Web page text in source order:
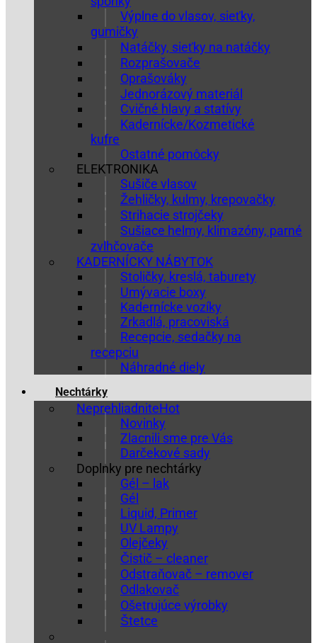
Výplne do vlasov, sieťky,
gumičky
Natáčky, sieťky na natáčky
Rozprašovače
Oprašováky
Jednorázový materiál
Cvičné hlavy a statívy
Kadernícke/Kozmetické
kufre
Ostatné pomôcky
ELEKTRONIKA
Sušiče vlasov
Žehličky, kulmy, krepovačky
Strihacie strojčeky
Sušiace helmy, klimazóny, parné
zvlhčovače
KADERNÍCKY NÁBYTOK
Stoličky, kreslá, taburety
Umývacie boxy
Kadernícke vozíky
Zrkadlá, pracoviská
Recepcie, sedačky na
recepciu
Náhradné diely
Nechtárky
Neprehliadnite
Novinky
Zlacnili sme pre Vás
Darčekové sady
Doplnky pre nechtárky
Gél – lak
Gél
Liquid, Primer
UV Lampy
Olejčeky
Čistič – cleaner
Odstraňovač – remover
Odlakovač
Ošetrujúce výrobky
Štetce